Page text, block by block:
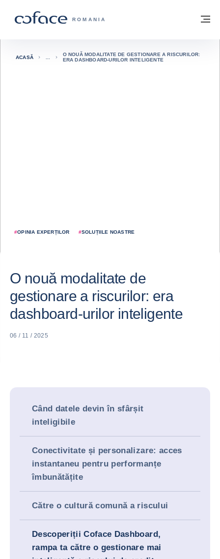
COFACE FOR TRADE - WEBSITE GRUP
ROMANIA
Înapoi la pagina de start
#OPINIA EXPERȚILOR #SOLUȚIILE NOASTRE
ACASĂ
O NOUĂ MODALITATE DE GESTIONARE A RISCURILOR:
ERA DASHBOARD-URILOR INTELIGENTE
O nouă modalitate de
gestionare a riscurilor: era
dashboard-urilor inteligente
06 / 11 / 2025
Când datele devin în sfârșit
inteligibile
Conectivitate și personalizare: acces
instantaneu pentru performanțe
îmbunătățite
Către o cultură comună a riscului
Descoperiții Coface Dashboard,
rampa ta către o gestionare mai